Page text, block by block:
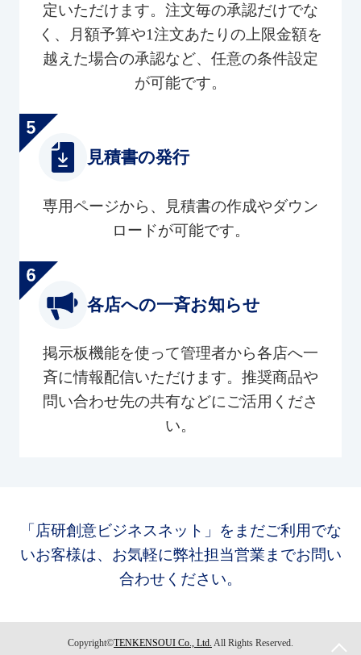
定いただけます。注文毎の承認だけでな
く、月額予算や1注文あたりの上限金額を
越えた場合の承認など、任意の条件設定
が可能です。
見積書の発行
専用ページから、見積書の作成やダウン
ロードが可能です。
各店への一斉お知らせ
掲示板機能を使って管理者から各店へ一
斉に情報配信いただけます。推奨商品や
問い合わせ先の共有などにご活用くださ
い。
「店研創意ビジネスネット」をまだご利用でな
いお客様は、お気軽に弊社担当営業までお問い
合わせください。
Copyright©TENKENSOUI Co., Ltd. All Rights Reserved.